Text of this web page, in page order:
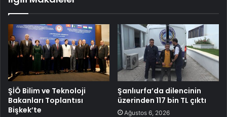
ŞİÖ Bilim ve Teknoloji
Bakanları Toplantısı
Bişkek’te
Şanlıurfa’da dilencinin
üzerinden 117 bin TL çıktı
Ağustos 6, 2026